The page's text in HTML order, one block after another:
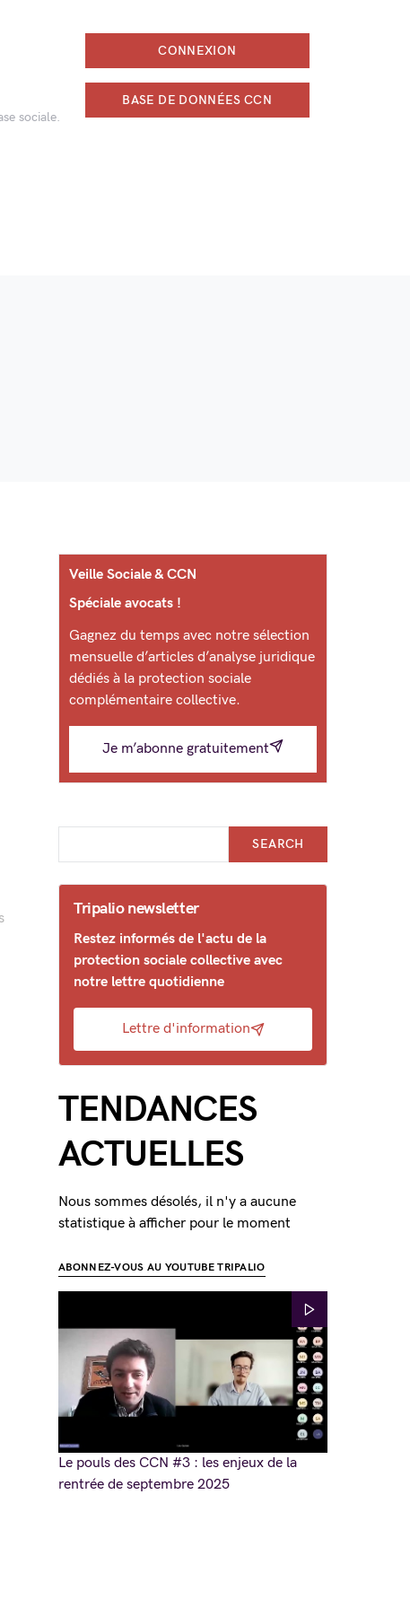
sociale.
CONNEXION
BASE DE DONNÉES CCN
Veille Sociale & CCN
Spéciale avocats !
Gagnez du temps avec notre sélection
mensuelle d’articles d’analyse juridique
dédiés à la protection sociale
complémentaire collective.
Je m’abonne gratuitement
SEARCH
Tripalio newsletter
Restez informés de l'actu de la
protection sociale collective avec
notre lettre quotidienne
Lettre d'information
TENDANCES
ACTUELLES
Nous sommes désolés, il n'y a aucune
statistique à afficher pour le moment
ABONNEZ-VOUS AU YOUTUBE TRIPALIO
Le pouls des CCN #3 : les enjeux de la
rentrée de septembre 2025